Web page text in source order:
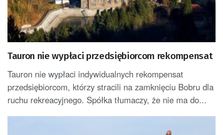
Tauron nie wypłaci przedsiębiorcom rekompensat
Tauron nie wypłaci indywidualnych rekompensat
przedsiębiorcom, którzy stracili na zamknięciu Bobru dla
ruchu rekreacyjnego. Spółka tłumaczy, że nie ma do...